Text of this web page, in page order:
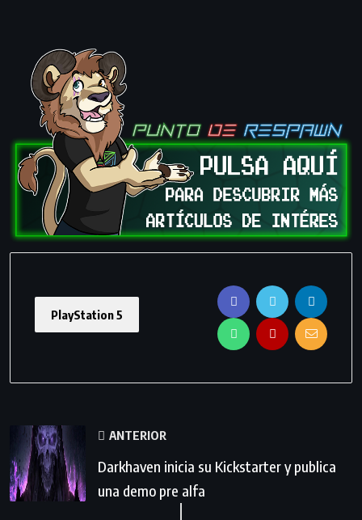
PlayStation 5
ANTERIOR
Darkhaven inicia su Kickstarter y publica
una demo pre alfa